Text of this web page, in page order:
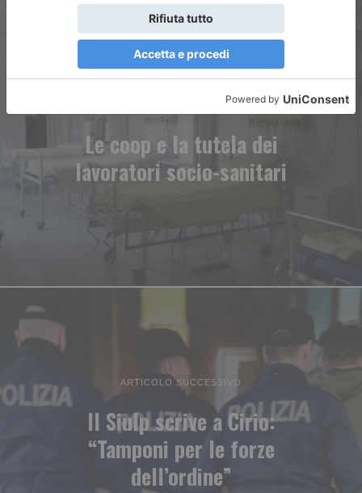
ARTICOLO PRECEDENTE
Le coop e la tutela dei
lavoratori socio-sanitari
ARTICOLO SUCCESSIVO
Il Siulp scrive a Cirio:
“Tamponi per le forze
dell’ordine”